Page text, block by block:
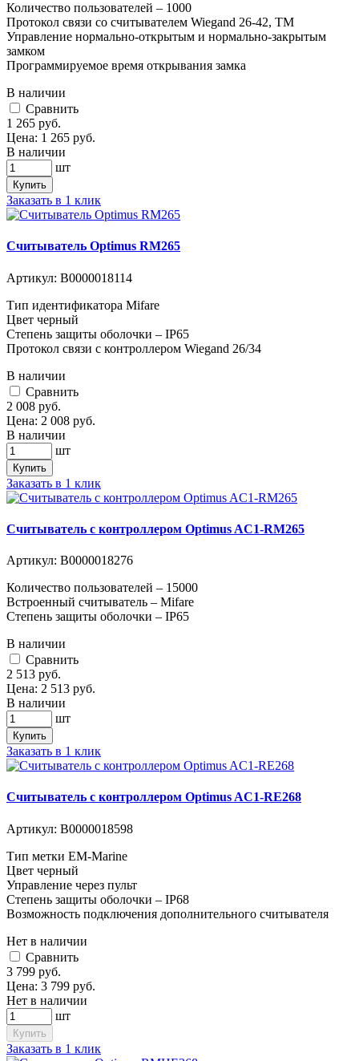
Количество пользователей – 1000
Протокол связи со считывателем Wiegand 26-42, TM
Управление нормально-открытым и нормально-закрытым
замком
Программируемое время открывания замка
В наличии
Cравнить
1 265 руб.
Цена: 1 265 руб.
В наличии
шт
Купить
Заказать в 1 клик
Считыватель Optimus RM265
Артикул: В0000018114
Тип идентификатора Mifare
Цвет черный
Степень защиты оболочки – IP65
Протокол связи с контроллером Wiegand 26/34
В наличии
Cравнить
2 008 руб.
Цена: 2 008 руб.
В наличии
шт
Купить
Заказать в 1 клик
Считыватель с контроллером Optimus AC1-RM265
Артикул: В0000018276
Количество пользователей – 15000
Встроенный считыватель – Mifare
Степень защиты оболочки – IP65
В наличии
Cравнить
2 513 руб.
Цена: 2 513 руб.
В наличии
шт
Купить
Заказать в 1 клик
Считыватель с контроллером Optimus AC1-RE268
Артикул: В0000018598
Тип метки EM-Marine
Цвет черный
Управление через пульт
Степень защиты оболочки – IP68
Возможность подключения дополнительного считывателя
Нет в наличии
Cравнить
3 799 руб.
Цена: 3 799 руб.
Нет в наличии
шт
Купить
Заказать в 1 клик